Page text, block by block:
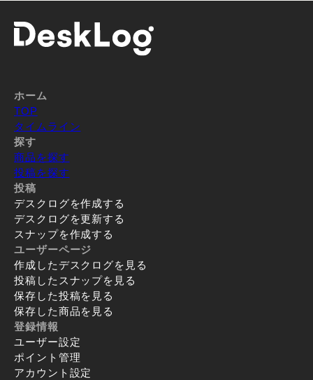
ホーム
TOP
タイムライン
探す
商品を探す
投稿を探す
投稿
デスクログを作成する
デスクログを更新する
スナップを作成する
ユーザーページ
作成したデスクログを見る
投稿したスナップを見る
保存した投稿を見る
保存した商品を見る
登録情報
ユーザー設定
ポイント管理
アカウント設定